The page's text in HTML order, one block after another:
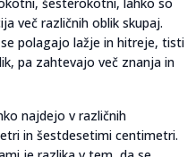
več različnih oblik skupaj.
polagajo lažje in hitreje, tisti
pa zahtevajo več znanja in
najdejo v različnih
in šestdesetimi centimetri.